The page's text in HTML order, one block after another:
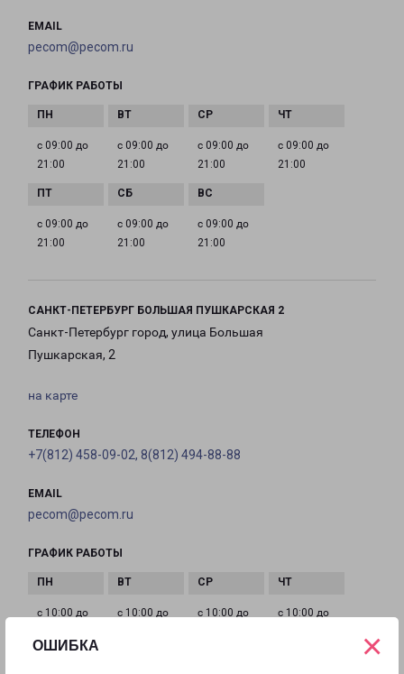
ОШИБКА ×
EMAIL
pecom@pecom.ru
ГРАФИК РАБОТЫ
с 09:00 до
21:00
с 09:00 до
21:00
с 09:00 до
21:00
с 09:00 до
21:00
с 09:00 до
21:00
с 09:00 до
21:00
с 09:00 до
21:00
САНКТ-ПЕТЕРБУРГ БОЛЬШАЯ ПУШКАРСКАЯ 2
Санкт-Петербург город, улица Большая
Пушкарская, 2
на карте
ТЕЛЕФОН
+7(812) 458-09-02, 8(812) 494-88-88
EMAIL
pecom@pecom.ru
ГРАФИК РАБОТЫ
с 10:00 до
с 10:00 до
с 10:00 до
с 10:00 до